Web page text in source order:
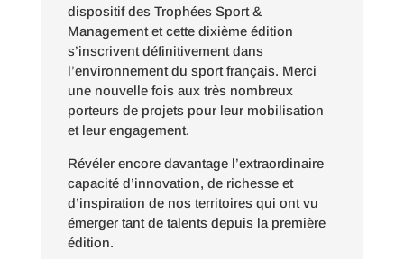
dispositif des Trophées Sport &
Management et cette dixième édition
s’inscrivent définitivement dans
l’environnement du sport français. Merci
une nouvelle fois aux très nombreux
porteurs de projets pour leur mobilisation
et leur engagement.
Révéler encore davantage l’extraordinaire
capacité d’innovation, de richesse et
d’inspiration de nos territoires qui ont vu
émerger tant de talents depuis la première
édition.